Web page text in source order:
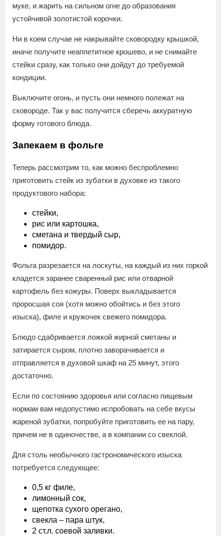
муке, и жарить на сильном огне до образования
устойчивой золотистой корочки.
Ни в коем случае не накрывайте сковородку крышкой,
иначе получите неаппетитное крошево, и не снимайте
стейки сразу, как только они дойдут до требуемой
кондиции.
Выключите огонь, и пусть они немного полежат на
сковороде. Так у вас получится сберечь аккуратную
форму готового блюда.
Запекаем в фольге
Теперь рассмотрим то, как можно беспроблемно
приготовить стейк из зубатки в духовке из такого
продуктового набора:
стейки,
рис или картошка,
сметана и твердый сыр,
помидор.
Фольга разрезается на лоскуты, на каждый из них горкой
кладется заранее сваренный рис или отварной
картофель без кожуры. Поверх выкладывается
проросшая соя (хотя можно обойтись и без этого
изыска), филе и кружочек свежего помидора.
Блюдо сдабривается ложкой жирной сметаны и
затирается сыром, плотно заворачивается и
отправляется в духовой шкаф на 25 минут, этого
достаточно.
Если по состоянию здоровья или согласно пищевым
нормам вам недопустимо испробовать на себе вкусы
жареной зубатки, попробуйте приготовить ее на пару,
причем не в одиночестве, а в компании со свеклой.
Для столь необычного гастрономического изыска
потребуется следующее:
0,5 кг филе,
лимонный сок,
щепотка сухого орегано,
свекла – пара штук,
2 ст.л. соевой заливки.